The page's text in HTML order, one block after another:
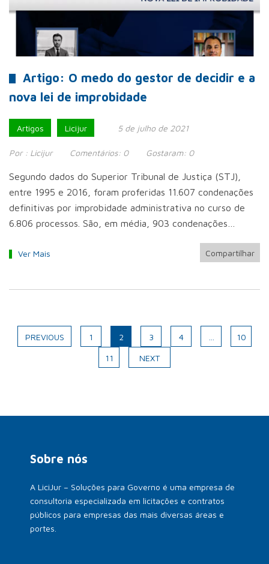
Artigo: O medo do gestor de decidir e a
nova lei de improbidade
Artigos Licijur 5 de julho de 2021
Por : Licijur Comentários: 0 Gostaram: 0
Segundo dados do Superior Tribunal de Justiça (STJ),
entre 1995 e 2016, foram proferidas 11.607 condenações
definitivas por improbidade administrativa no curso de
6.806 processos. São, em média, 903 condenações…
Ver Mais Compartilhar
PREVIOUS 1 2 3 4 10
11 NEXT
Sobre nós
A LiciJur – Soluções para Governo é uma empresa de
consultoria especializada em licitações e contratos
públicos para empresas das mais diversas áreas e
portes.